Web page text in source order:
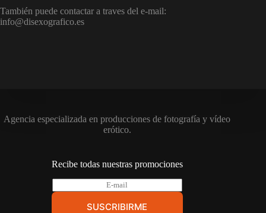
También puede contactar a traves del e-mail:
info@disexografico.es
Agencia especializada en producciones de fotografía y vídeo
erótico.
Recibe todas nuestras promociones
-
SUSCRIBIRME